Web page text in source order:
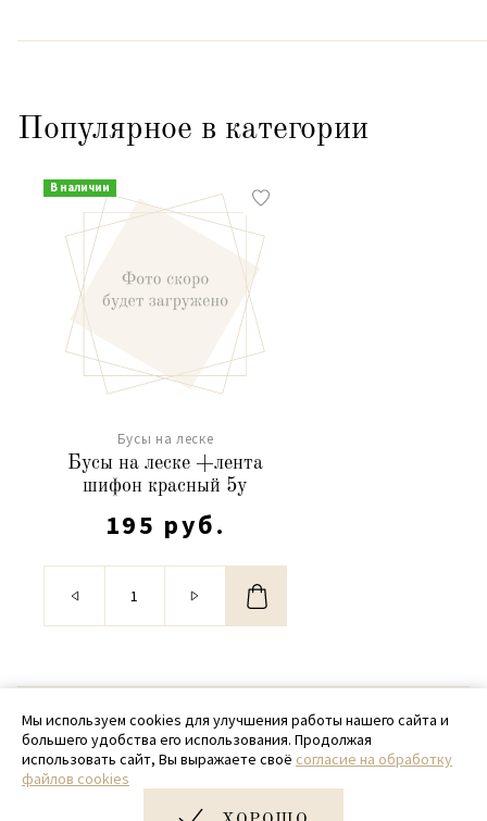
Популярное в категории
В наличии
Бусы на леске
Бусы на леске +лента
шифон красный 5y
195 руб.
© 2020 - 2026 SamPack
+ 7 (918) 699-97-87
zakaz@sampack.store
Мы используем cookies для улучшения работы нашего сайта и
большего удобства его использования. Продолжая
использовать сайт, Вы выражаете своё согласие на обработку
файлов cookies